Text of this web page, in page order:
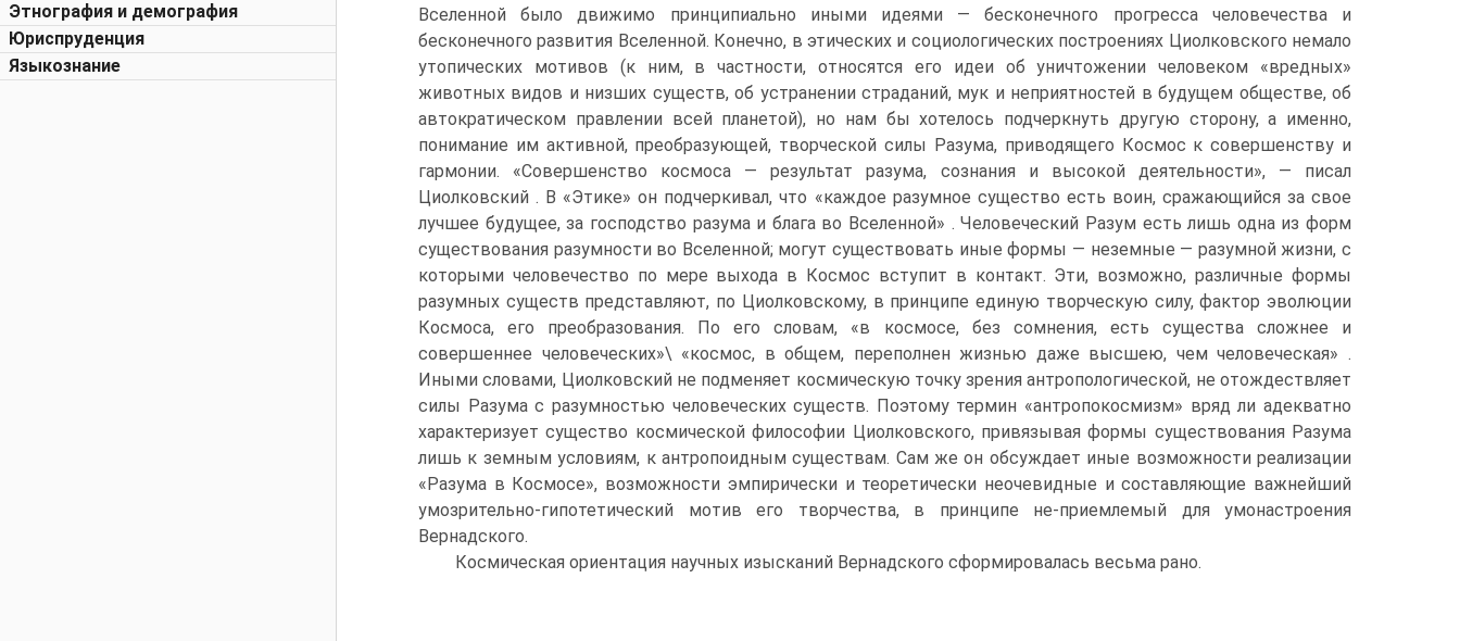
Этнография и демография
Юриспруденция
Языкознание
Вселенной было движимо принципиально иными идеями — бесконечного прогресса человечества и
бесконечного развития Вселенной. Конечно, в этических и социологических построениях Циолковского немало
утопических мотивов (к ним, в частности, относятся его идеи об уничтожении человеком «вредных»
животных видов и низших существ, об устранении страданий, мук и неприятностей в будущем обществе, об
автократическом правлении всей планетой), но нам бы хотелось подчеркнуть другую сторону, а именно,
понимание им активной, преобразующей, творческой силы Разума, приводящего Космос к совершенству и
гармонии. «Совершенство космоса — результат разума, сознания и высокой деятельности», — писал
Циолковский . В «Этике» он подчеркивал, что «каждое разумное существо есть воин, сражающийся за свое
лучшее будущее, за господство разума и блага во Вселенной» . Человеческий Разум есть лишь одна из форм
существования разумности во Вселенной; могут существовать иные формы — неземные — разумной жизни, с
которыми человечество по мере выхода в Космос вступит в контакт. Эти, возможно, различные формы
разумных существ представляют, по Циолковскому, в принципе единую творческую силу, фактор эволюции
Космоса, его преобразования. По его словам, «в космосе, без сомнения, есть существа сложнее и
совершеннее человеческих»\ «космос, в общем, переполнен жизнью даже высшею, чем человеческая» .
Иными словами, Циолковский не подменяет космическую точку зрения антропологической, не отождествляет
силы Разума с разумностью человеческих существ. Поэтому термин «антропокосмизм» вряд ли адекватно
характеризует существо космической философии Циолковского, привязывая формы существования Разума
лишь к земным условиям, к антропоидным существам. Сам же он обсуждает иные возможности реализации
«Разума в Космосе», возможности эмпирически и теоретически неочевидные и составляющие важнейший
умозрительно-гипотетический мотив его творчества, в принципе не-приемлемый для умонастроения
Вернадского.
Космическая ориентация научных изысканий Вернадского сформировалась весьма рано.